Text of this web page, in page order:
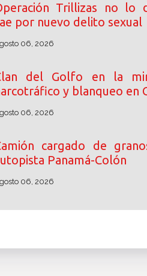
Trillizas no lo
por nuevo delito sexual
06, 2026
del Golfo en la
y blanqueo en
06, 2026
cargado de
Panamá-Colón
06, 2026